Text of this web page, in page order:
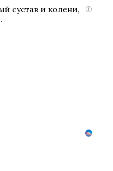
i
сустав и колени,